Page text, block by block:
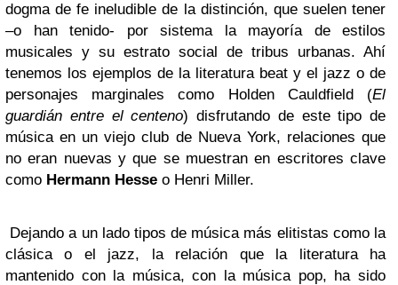
dogma de fe ineludible de la distinción, que suelen tener
–o han tenido- por sistema la mayoría de estilos
musicales y su estrato social de tribus urbanas. Ahí
tenemos los ejemplos de la literatura beat y el jazz o de
personajes marginales como Holden Cauldfield (El
guardián entre el centeno) disfrutando de este tipo de
música en un viejo club de Nueva York, relaciones que
no eran nuevas y que se muestran en escritores clave
como Hermann Hesse o Henri Miller.
Dejando a un lado tipos de música más elitistas como la
clásica o el jazz, la relación que la literatura ha
mantenido con la música, con la música pop, ha sido